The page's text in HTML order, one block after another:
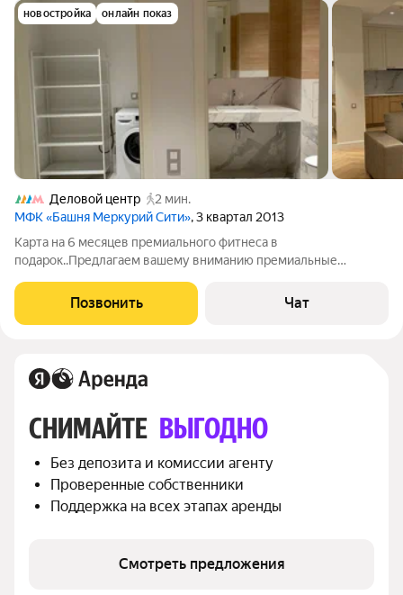
новостройка онлайн показ
Деловой центр
2 мин.
МФК «Башня Меркурий Сити», 3 квартал 2013
Карта на 6 месяцев премиального фитнеса в
подарок..Предлагаем вашему вниманию премиальные
имеют панорамное энергосберегающее остекление с золотым
напылением, что поддерживает комфортную температуру
Позвонить Чат
СНИМАЙТЕ ВЫГОДНО
Без депозита и комиссии агенту
Проверенные собственники
Поддержка на всех этапах аренды
Смотреть предложения